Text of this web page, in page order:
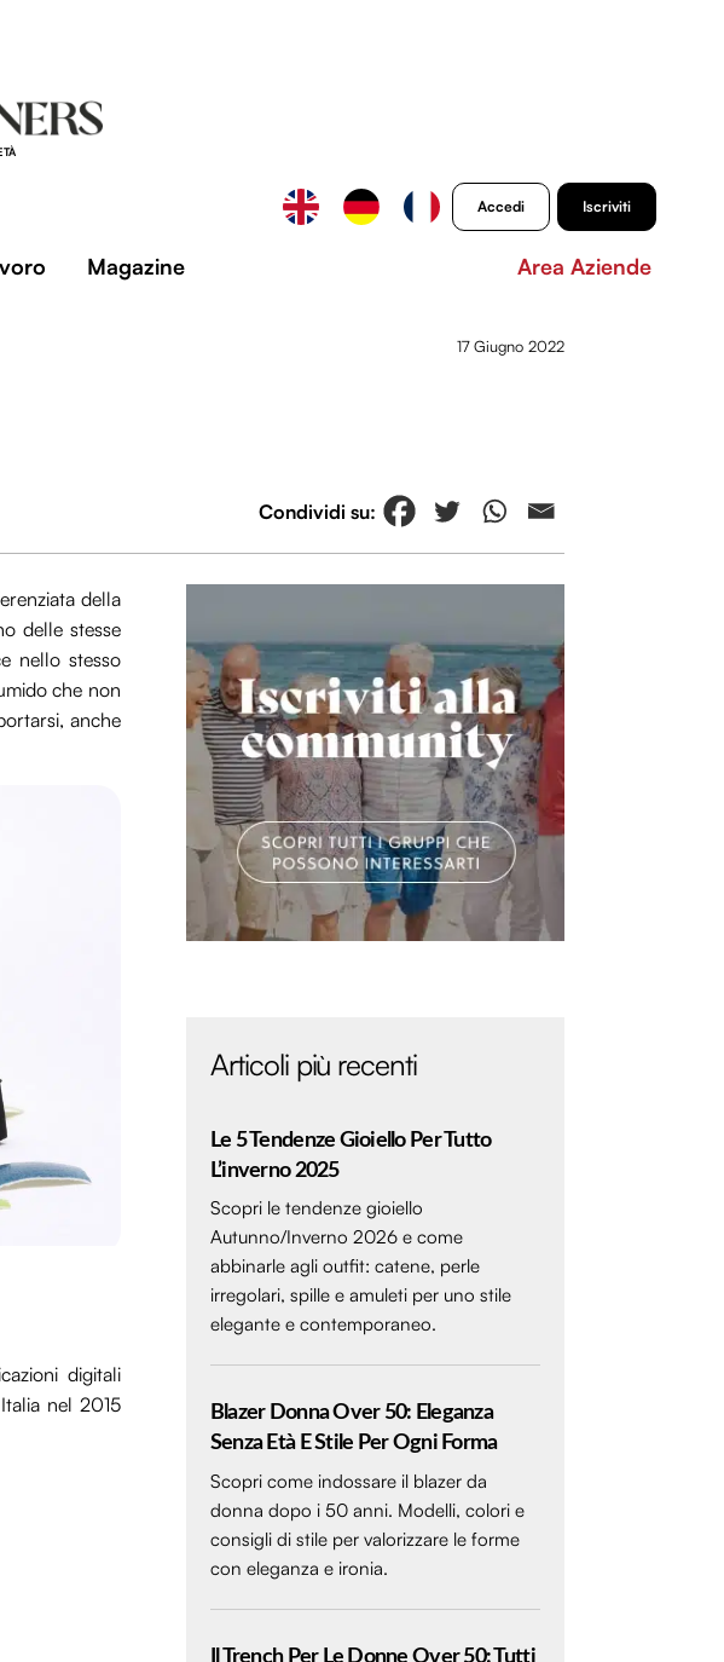
Accedi Iscriviti
Magazine Area Aziende
17 Giugno 2022
della
delle stesse
nello stesso
che non
anche
digitali
nel 2015
Articoli più recenti
Le 5 Tendenze Gioiello Per Tutto
L’inverno 2025
Scopri le tendenze gioiello
Autunno/Inverno 2026 e come
abbinarle agli outfit: catene, perle
irregolari, spille e amuleti per uno stile
elegante e contemporaneo.
Blazer Donna Over 50: Eleganza
Senza Età E Stile Per Ogni Forma
Scopri come indossare il blazer da
donna dopo i 50 anni. Modelli, colori e
consigli di stile per valorizzare le forme
con eleganza e ironia.
Il Trench Per Le Donne Over 50: Tutti